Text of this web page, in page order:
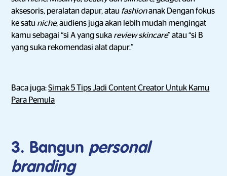
aksesoris, peralatan dapur, atau fashionanak Dengan fokus
ke satu niche, audiens juga akan lebih mudah mengingat
kamu sebagai “si A yang suka review skincare” atau “si B
yang suka rekomendasi alat dapur.”
Baca juga:Simak 5 Tips Jadi Content Creator Untuk Kamu
Para Pemula
3. Bangun personal
branding